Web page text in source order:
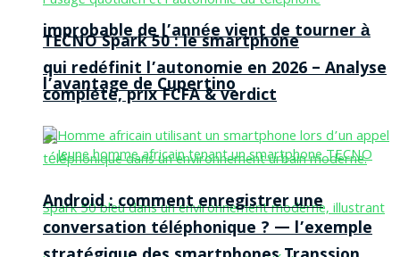
improbable de l’année vient de tourner à
l’avantage de Cupertino
TECNO Spark 50 : le smartphone
qui redéfinit l’autonomie en 2026 – Analyse
complète, prix FCFA & verdict
Android : comment enregistrer une
conversation téléphonique ? — l’exemple